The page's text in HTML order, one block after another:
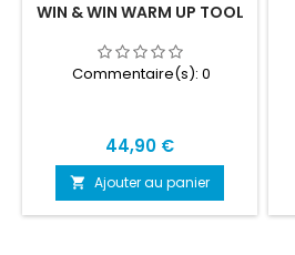
WIN & WIN WARM UP TOOL
Commentaire(s): 0
Prix
44,90 €
 Ajouter au panier